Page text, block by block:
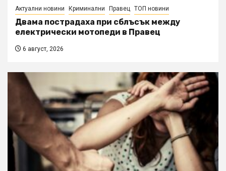
Актуални новини Криминални Правец ТОП новини
Двама пострадаха при сблъсък между
електрически мотопеди в Правец
6 август, 2026